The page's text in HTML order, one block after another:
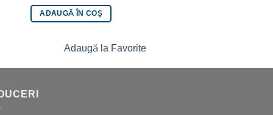
ADAUGĂ ÎN COȘ
Adaugă la Favorite